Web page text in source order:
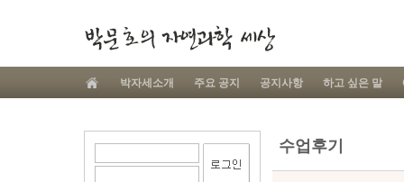
박자세소개 주요 공지 공지사항 하고 싶은 말
수업후기